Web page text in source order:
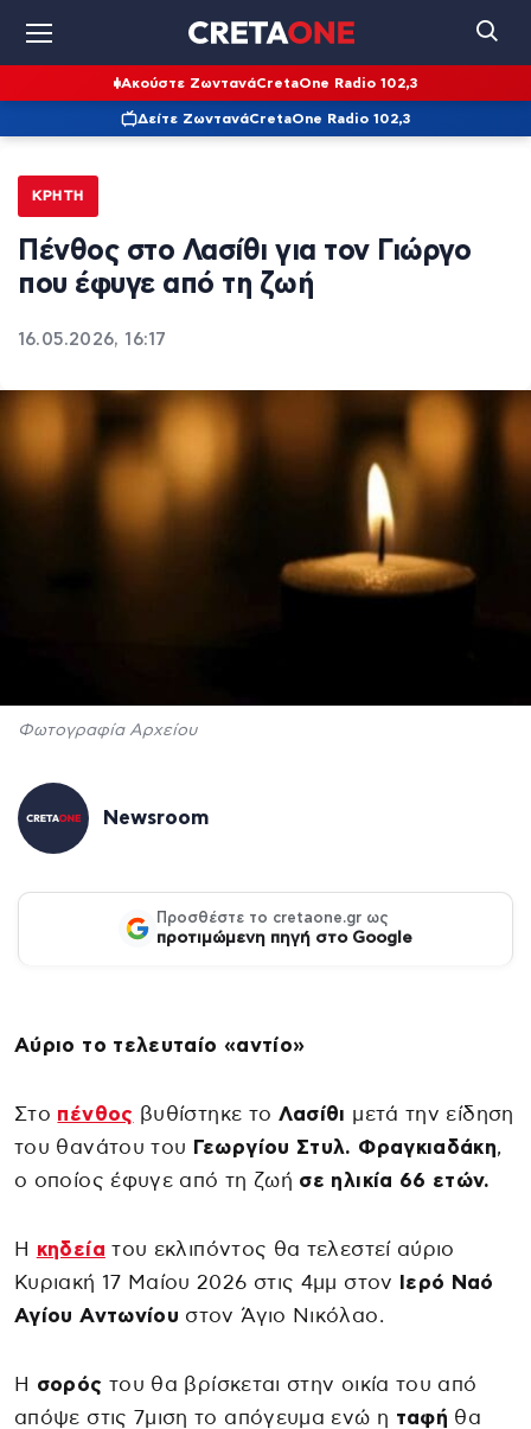
Ακούστε ΖωντανάCretaOne Radio 102,3
Δείτε ΖωντανάCretaOne Radio 102,3
ΚΡΉΤΗ
Πένθος στο Λασίθι για τον Γιώργο
που έφυγε από τη ζωή
16.05.2026, 16:17
Φωτογραφία Αρχείου
Newsroom
Προσθέστε το cretaone.gr ως
προτιμώμενη πηγή στο Google
Αύριο το τελευταίο «αντίο»
Στο πένθος βυθίστηκε το Λασίθι μετά την είδηση
του θανάτου του Γεωργίου Στυλ. Φραγκιαδάκη,
ο οποίος έφυγε από τη ζωή σε ηλικία 66 ετών.
Η κηδεία του εκλιπόντος θα τελεστεί αύριο
Κυριακή 17 Μαίου 2026 στις 4μμ στον Ιερό Ναό
Αγίου Αντωνίου στον Άγιο Νικόλαο.
Η σορός του θα βρίσκεται στην οικία του από
απόψε στις 7μιση το απόγευμα ενώ η ταφή θα